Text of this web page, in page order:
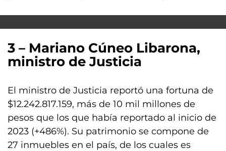
3 – Mariano Cúneo Libarona,
ministro de Justicia
El ministro de Justicia reportó una fortuna de
$12.242.817.159, más de 10 mil millones de
pesos que los que había reportado al inicio de
2023 (+486%). Su patrimonio se compone de
27 inmuebles en el país, de los cuales es